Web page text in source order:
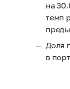
на
темп
Доля
в